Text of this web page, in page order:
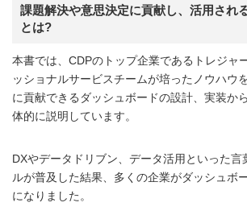
課題解決や意思決定に貢献し、活用され
とは?
本書では、CDPのトップ企業であるトレジャ
ッショナルサービスチームが培ったノウハウ
に貢献できるダッシュボードの設計、実装か
体的に説明しています。
DXやデータドリブン、データ活用といった言
ルが普及した結果、多くの企業がダッシュボ
になりました。